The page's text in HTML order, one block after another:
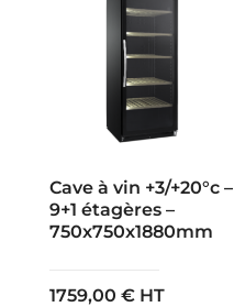
Cave à vin +3/+20°c –
9+1 étagères –
750x750x1880mm
1759,00 € HT